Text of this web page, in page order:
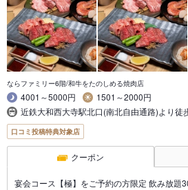
ならファミリー6階/和牛をたのしめる焼肉店
4001～5000円
1501～2000円
近鉄大和西大寺駅北口(南北自由通路)より
口コミ投稿特典対象店
クーポン
宴会コース【極】をご予約の方限定 飲み放題